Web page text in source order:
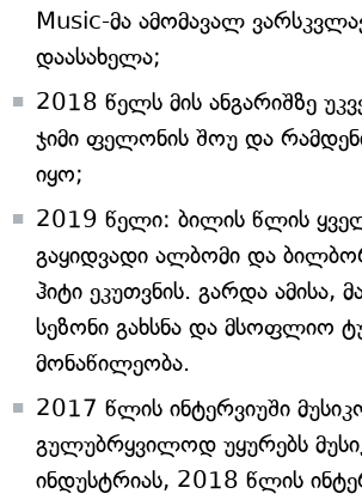
Music-მა ამომავალ
დაასახელა;
2018 წელს მის ანგარიშზე
ჯიმი ფელონის შოუ და
იყო;
2019 წელი: ბილის წლის
გაყიდვადი ალბომი და
ჰიტი ეკუთვნის. გარდა ამისა,
სეზონი გახსნა და მსოფლიო
მონაწილეობა.
2017 წლის ინტერვიუში
გულუბრყვილოდ უყურებს
ინდუსტრიას, 2018 წლის